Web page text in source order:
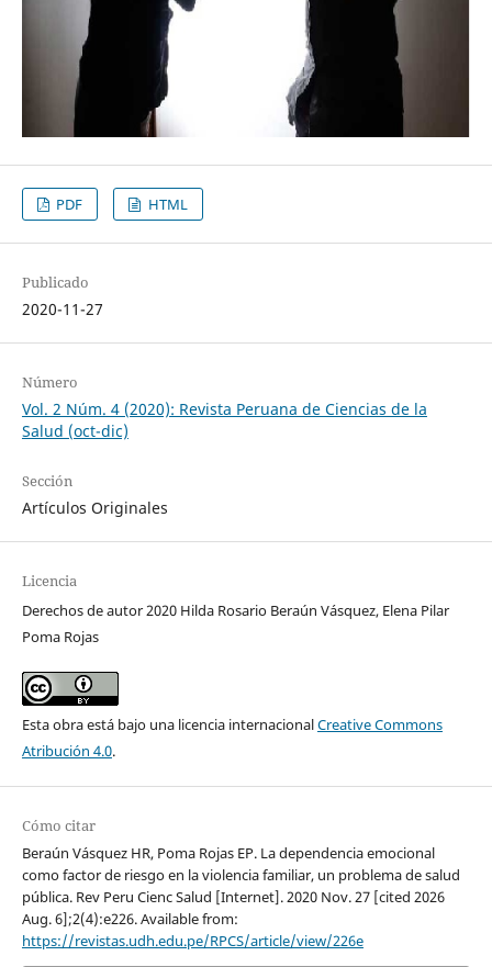
PDF HTML
Publicado
2020-11-27
Número
Vol. 2 Núm. 4 (2020): Revista Peruana de Ciencias de la
Salud (oct-dic)
Sección
Artículos Originales
Licencia
Derechos de autor 2020 Hilda Rosario Beraún Vásquez, Elena Pilar
Poma Rojas
Esta obra está bajo una licencia internacionalCreative Commons
Atribución 4.0.
Cómo citar
Beraún Vásquez HR, Poma Rojas EP. La dependencia emocional
como factor de riesgo en la violencia familiar, un problema de salud
pública. Rev Peru Cienc Salud [Internet]. 2020 Nov. 27 [cited 2026
Aug. 6];2(4):e226. Available from:
https://revistas.udh.edu.pe/RPCS/article/view/226e